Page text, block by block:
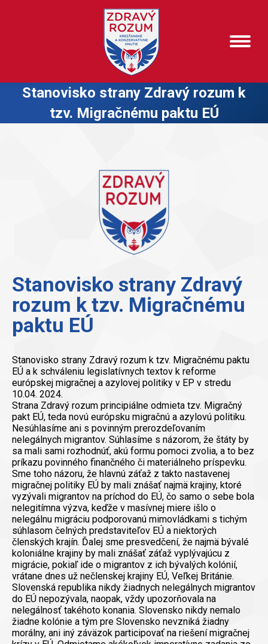
Stanovisko strany Zdravý rozum k
tzv. Migračnému paktu EÚ
Stanovisko strany Zdravý
rozum k tzv. Migračnému
paktu EÚ
Stanovisko strany Zdravý rozum k tzv. Migračnému paktu
EÚ a k schváleniu legislatívnych textov k reforme
európskej migračnej a azylovej politiky v EP v stredu
10.04. 2024.
Strana Zdravý rozum principiálne odmieta tzv. Migračný
pakt EÚ, teda novú európsku migračnú a azylovú politiku.
Nesúhlasíme ani s povinným prerozdeľovaním
nelegálnych migrantov. Súhlasíme s názorom, že štáty by
sa mali sami rozhodnúť, akú formu pomoci zvolia, a to bez
príkazu povinného finančného či materiálneho príspevku.
Sme toho názoru, že hlavnú záťaž z takto nastavenej
migračnej politiky EÚ by mali znášať najmä krajiny, ktoré
vyzývali migrantov na príchod do EÚ, čo samo o sebe bola
nelegitímna výzva, keďže v masívnej miere išlo o
nelegálnu migráciu podporovanú mimovládkami s tichým
súhlasom čelných predstaviteľov EÚ a niektorých
členských krajín. Ďalej sme presvedčení, že najmä bývalé
koloniálne krajiny by mali znášať záťaž vyplývajúcu z
migrácie, pokiaľ ide o migrantov z ich bývalých kolónií,
vrátane dnes už nečlenskej krajiny EÚ, Veľkej Británie.
Slovenská republika nikdy žiadnych nelegálnych migrantov
do EÚ nepozývala, naopak, vždy upozorňovala na
nelegálnosť takéhoto konania. Slovensko nikdy nemalo
žiadne kolónie a tým pre Slovensko nevzniká žiadny
morálny, ani iný záväzok participovať na riešení migračnej